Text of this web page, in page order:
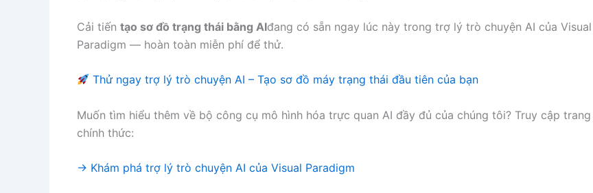
Cải tiến tạo sơ đồ trạng thái bằng AIđang có sẵn ngay lúc này trong trợ lý trò chuyện AI của Visual
Paradigm — hoàn toàn miễn phí để thử.
Thử ngay trợ lý trò chuyện AI – Tạo sơ đồ máy trạng thái đầu tiên của bạn
Muốn tìm hiểu thêm về bộ công cụ mô hình hóa trực quan AI đầy đủ của chúng tôi? Truy cập trang
chính thức:
→ Khám phá trợ lý trò chuyện AI của Visual Paradigm